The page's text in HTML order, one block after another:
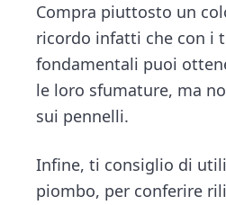
Compra piuttosto un
ricordo infatti che con i
fondamentali puoi
le loro sfumature, ma
sui pennelli.
Infine, ti consiglio di
piombo, per conferire